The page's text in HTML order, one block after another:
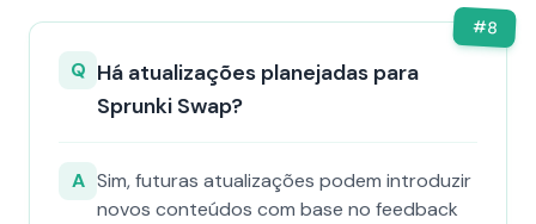
#8
Q Há atualizações planejadas para
Sprunki Swap?
A Sim, futuras atualizações podem introduzir
novos conteúdos com base no feedback